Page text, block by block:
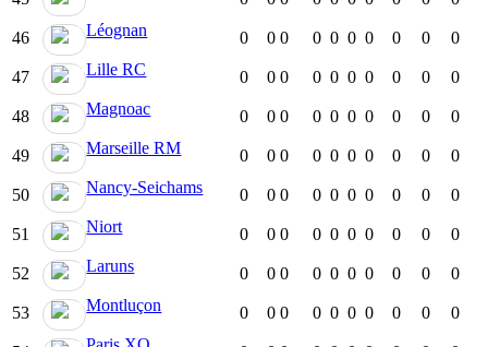
46 Léognan 0 0 0 0 0 0 0 0 0 0
47 Lille RC 0 0 0 0 0 0 0 0 0 0
48 Magnoac 0 0 0 0 0 0 0 0 0 0
49 Marseille RM 0 0 0 0 0 0 0 0 0 0
50 Nancy-Seichams 0 0 0 0 0 0 0 0 0 0
51 Niort 0 0 0 0 0 0 0 0 0 0
52 Laruns 0 0 0 0 0 0 0 0 0 0
53 Montluçon 0 0 0 0 0 0 0 0 0 0